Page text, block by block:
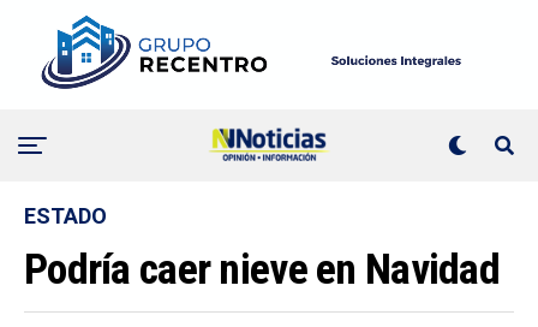
ESTADO
Podría caer nieve en Navidad